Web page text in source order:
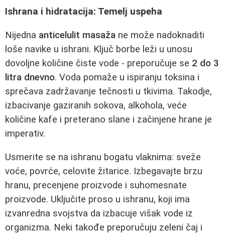
Ishrana i hidratacija: Temelj uspeha
Nijedna anticelulit masaža ne može nadoknaditi
loše navike u ishrani. Ključ borbe leži u unosu
dovoljne količine čiste vode - preporučuje se 2 do 3
litra dnevno. Voda pomaže u ispiranju toksina i
sprečava zadržavanje tečnosti u tkivima. Takodje,
izbacivanje gaziranih sokova, alkohola, veće
količine kafe i preterano slane i začinjene hrane je
imperativ.
Usmerite se na ishranu bogatu vlaknima: sveže
voće, povrće, celovite žitarice. Izbegavajte brzu
hranu, precenjene proizvode i suhomesnate
proizvode. Uključite proso u ishranu, koji ima
izvanredna svojstva da izbacuje višak vode iz
organizma. Neki takođe preporučuju zeleni čaj i